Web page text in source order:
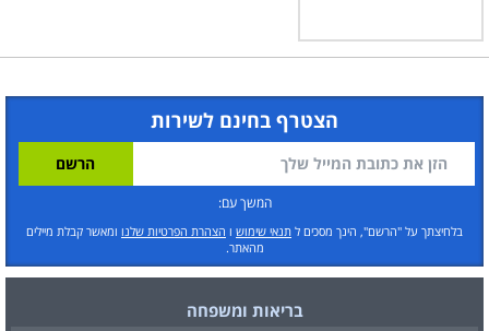
הצטרף בחינם לשירות
המשך עם:
בלחיצתך על "הרשם", הינך מסכים ל תנאי שימוש ו הצהרת הפרטיות שלנו ומאשר קבלת מיילים
מהאתר.
בריאות ומשפחה